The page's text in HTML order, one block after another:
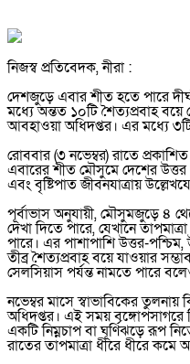
নিজস্ব প্রতিবেদক, নীরা :
দেশজুড়ে এবার শীত হতে পারে
মধ্যে অন্তত ১০টি শৈত্যপ্রবাহ
আবহাওয়া অধিদপ্তর। এর মধ্যে
রোববার (৩ নভেম্বর) রাতে
এবারের শীত মৌসুমে দেশের উত্তর
এবং বৃষ্টিপাত জীবনযাত্রায়
পূর্বাভাস অনুযায়ী, মৌসুমজুড়ে ৪
দেখা দিতে পারে, যেখানে
পারে। এর পাশাপাশি উত্তর-
তীব্র শৈত্যপ্রবাহ বয়ে যাওয়ার
সেলসিয়াস পর্যন্ত নামতে পারে
নভেম্বর মাসে স্বাভাবিকের তুলনায়
অধিদপ্তর। এই সময় বঙ্গোপসাগরে
একটি নিম্নচাপ বা ঘূর্ণিঝড়ে রূপ
রাতের তাপমাত্রা ধীরে ধীরে কমে